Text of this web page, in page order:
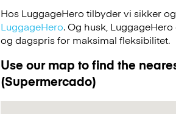
Hos LuggageHero tilbyder vi sikker
LuggageHero. Og husk,
og dagspris for maksimal fleksibilitet.
Use our map to find the
(Supermercado)